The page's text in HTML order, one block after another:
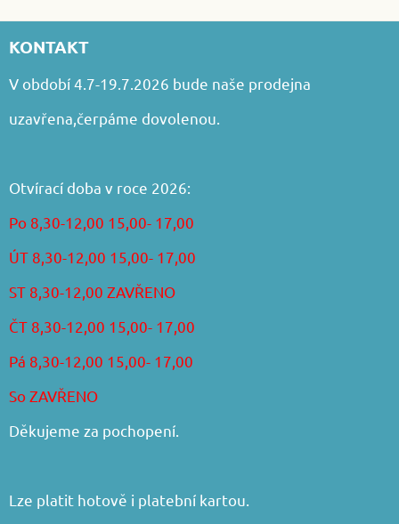
KONTAKT
V období 4.7-19.7.2026 bude naše prodejna
uzavřena,čerpáme dovolenou.
Otvírací doba v roce 2026:
Po 8,30-12,00 15,00- 17,00
ÚT 8,30-12,00 15,00- 17,00
ST 8,30-12,00 ZAVŘENO
ČT 8,30-12,00 15,00- 17,00
Pá 8,30-12,00 15,00- 17,00
So ZAVŘENO
Děkujeme za pochopení.
Lze platit hotově i platební kartou.